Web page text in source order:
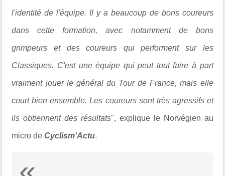
l'identité de l'équipe. Il y a beaucoup de bons coureurs
dans cette formation, avec notamment de bons
grimpeurs et des coureurs qui performent sur les
Classiques. C'est une équipe qui peut tout faire à part
vraiment jouer le général du Tour de France, mais elle
court bien ensemble. Les coureurs sont très agressifs et
ils obtiennent des résultats", explique le Norvégien au
micro deCyclism'Actu.